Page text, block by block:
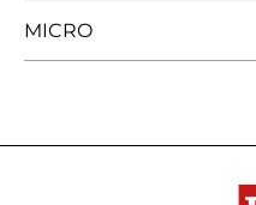
MICRO